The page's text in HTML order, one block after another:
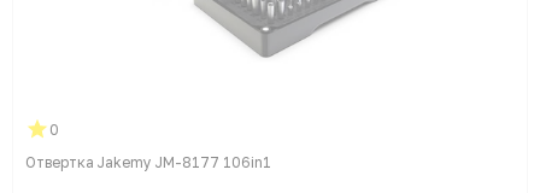
0
Отвертка Jakemy JM-8177 106in1